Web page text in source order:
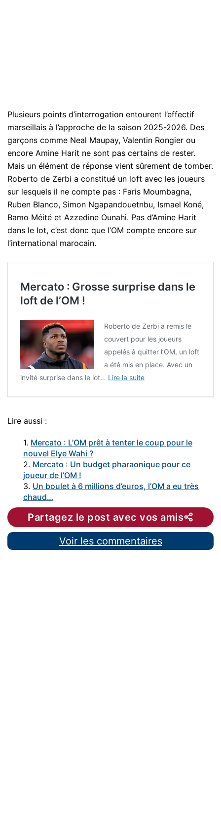
Plusieurs points d’interrogation entourent l’effectif
marseillais à l’approche de la saison 2025-2026. Des
garçons comme Neal Maupay, Valentin Rongier ou
encore Amine Harit ne sont pas certains de rester.
Mais un élément de réponse vient sûrement de tomber.
Roberto de Zerbi a constitué un loft avec les joueurs
sur lesquels il ne compte pas : Faris Moumbagna,
Ruben Blanco, Simon Ngapandouetnbu, Ismael Koné,
Bamo Méité et Azzedine Ounahi. Pas d’Amine Harit
dans le lot, c’est donc que l’OM compte encore sur
l’international marocain.
Mercato : Grosse surprise dans le
loft de l’OM !
Roberto de Zerbi a remis le
couvert pour les joueurs
appelés à quitter l’OM, un loft
a été mis en place. Avec un
invité surprise dans le lot… Lire la suite
Lire aussi :
1. Mercato : L’OM prêt à tenter le coup pour le
nouvel Elye Wahi ?
2. Mercato : Un budget pharaonique pour ce
joueur de l’OM !
3. Un boulet à 6 millions d’euros, l’OM a eu très
chaud…
Partagez le post avec vos amis
Voir les commentaires